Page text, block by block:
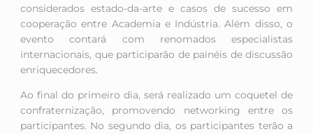
considerados estado-da-arte e casos de sucesso em
cooperação entre Academia e Indústria. Além disso, o
evento contará com renomados especialistas
internacionais, que participarão de painéis de discussão
enriquecedores.
Ao final do primeiro dia, será realizado um coquetel de
confraternização, promovendo networking entre os
participantes. No segundo dia, os participantes terão a